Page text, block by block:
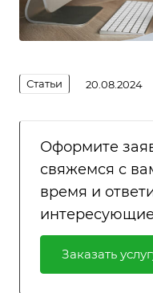
Статьи 20.08.2024
Оформите
свяжемся с
время и
Заказать